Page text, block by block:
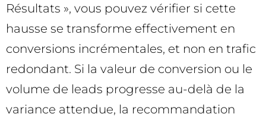
Résultats », vous pouvez vérifier si cette
hausse se transforme effectivement en
conversions incrémentales, et non en trafic
redondant. Si la valeur de conversion ou le
volume de leads progresse au-delà de la
variance attendue, la recommandation